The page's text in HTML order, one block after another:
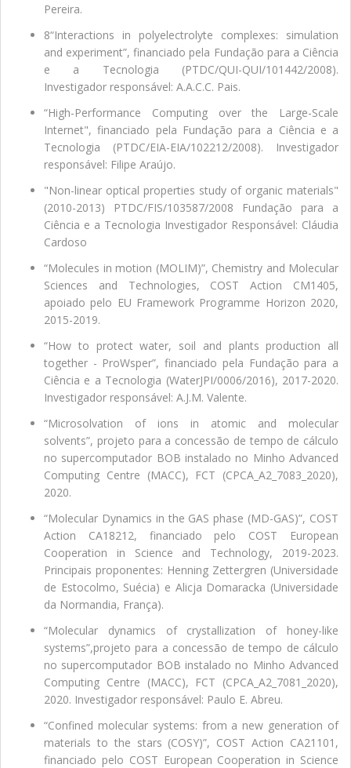
Pereira.
8“Interactions in polyelectrolyte complexes: simulation
and experiment”, financiado pela Fundação para a Ciência
e a Tecnologia (PTDC/QUI-QUI/101442/2008).
Investigador responsável: A.A.C.C. Pais.
“High-Performance Computing over the Large-Scale
Internet", financiado pela Fundação para a Ciência e a
Tecnologia (PTDC/EIA-EIA/102212/2008). Investigador
responsável: Filipe Araújo.
"Non-linear optical properties study of organic materials"
(2010-2013) PTDC/FIS/103587/2008 Fundação para a
Ciência e a Tecnologia Investigador Responsável: Cláudia
Cardoso
“Molecules in motion (MOLIM)”, Chemistry and Molecular
Sciences and Technologies, COST Action CM1405,
apoiado pelo EU Framework Programme Horizon 2020,
2015-2019.
“How to protect water, soil and plants production all
together - ProWsper”, financiado pela Fundação para a
Ciência e a Tecnologia (WaterJPI/0006/2016), 2017-2020.
Investigador responsável: A.J.M. Valente.
“Microsolvation of ions in atomic and molecular
solvents”, projeto para a concessão de tempo de cálculo
no supercomputador BOB instalado no Minho Advanced
Computing Centre (MACC), FCT (CPCA_A2_7083_2020),
2020.
“Molecular Dynamics in the GAS phase (MD-GAS)”, COST
Action CA18212, financiado pelo COST European
Cooperation in Science and Technology, 2019-2023.
Principais proponentes: Henning Zettergren (Universidade
de Estocolmo, Suécia) e Alicja Domaracka (Universidade
da Normandia, França).
“Molecular dynamics of crystallization of honey-like
systems”,projeto para a concessão de tempo de cálculo
no supercomputador BOB instalado no Minho Advanced
Computing Centre (MACC), FCT (CPCA_A2_7081_2020),
2020. Investigador responsável: Paulo E. Abreu.
“Confined molecular systems: from a new generation of
materials to the stars (COSY)”, COST Action CA21101,
financiado pelo COST European Cooperation in Science